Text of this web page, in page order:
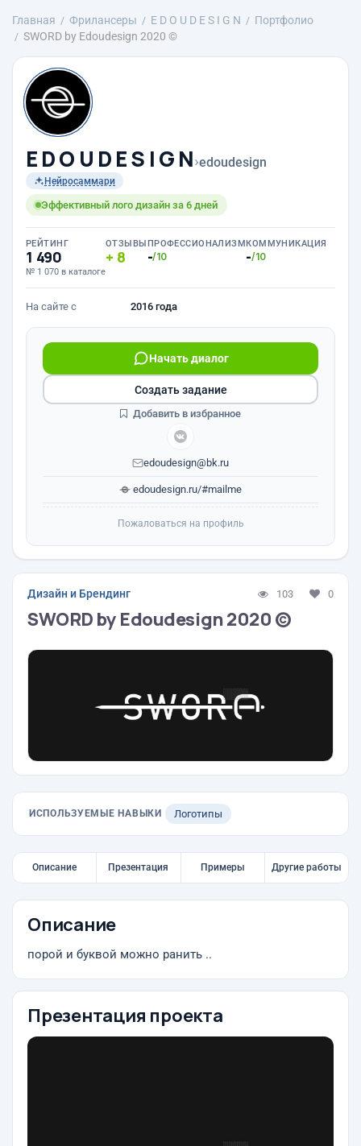
Главная Фрилансеры E D O U D E S I G N
Портфолио
SWORD by Edoudesign 2020 ©
E D O U D E S I G N›edoudesign
Нейросаммари
Эффективный лого дизайн за 6 дней
РЕЙТИНГ
1 490
№ 1 070 в каталоге
ОТЗЫВЫ
8
ПРОФЕССИОНАЛИЗМ
-/10
КОММУНИКАЦИЯ
-/10
На сайте с 2016 года
Начать диалог
edoudesign@bk.ru
edoudesign.ru/#mailme
Создать задание
Добавить в избранное
Пожаловаться на профиль
Дизайн и Брендинг 103 0
SWORD by Edoudesign 2020 ©
ИСПОЛЬЗУЕМЫЕ НАВЫКИ Логотипы
Описание Презентация Примеры Другие работы
Описание
порой и буквой можно ранить ..
Презентация проекта